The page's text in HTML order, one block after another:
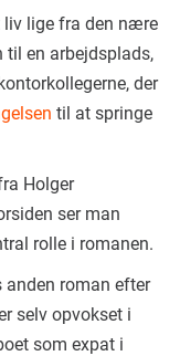
lige fra den nære
en arbejdsplads,
der
til at springe
Holger
ser man
rolle i romanen.
anden roman efter
selv opvokset i
som expat i